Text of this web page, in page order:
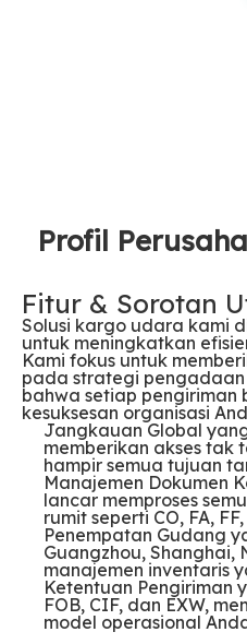
Profil
Fitur & Sorotan
Solusi kargo udara kami
untuk meningkatkan
Kami fokus untuk
pada strategi pengadaan
bahwa setiap pengiriman
kesuksesan organisasi
Jangkauan Global
memberikan akses tak
hampir semua tujuan
Manajemen Dokumen
lancar memproses
rumit seperti CO, FA,
Penempatan Gudang
Guangzhou, Shanghai,
manajemen inventaris
Ketentuan Pengiriman
FOB, CIF, dan EXW,
model operasional